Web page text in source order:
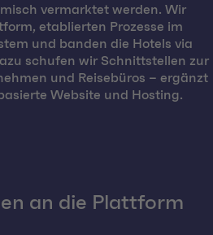
vermarktet werden. Wir
etablierten Prozesse im
und banden die Hotels via
schufen wir Schnittstellen zur
und Reisebüros – ergänzt
Website und Hosting.
an die Plattform